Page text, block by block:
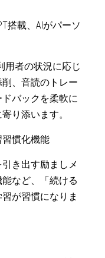
搭載、AIがパーソ
用者の状況に応じ
、音読のトレー
バックを柔軟に
り添います。
慣化機能
き出す励ましメ
など、「続ける
が習慣になりま